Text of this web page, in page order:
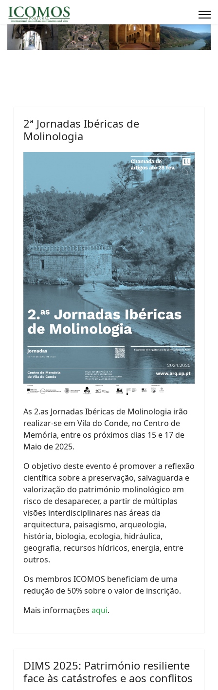
2ª Jornadas Ibéricas de
Molinologia
As 2.as Jornadas Ibéricas de Molinologia irão
realizar-se em Vila do Conde, no Centro de
Memória, entre os próximos dias 15 e 17 de
Maio de 2025.
​O objetivo deste evento é promover a reflexão
científica sobre a preservação, salvaguarda e
valorização do património molinológico em
risco de desaparecer, a partir de múltiplas
visões interdisciplinares nas áreas da
arquitectura, paisagismo, arqueologia,
história, biologia, ecologia, hidráulica,
geografia, recursos hídricos, energia, entre
outros.
Os membros ICOMOS beneficiam de uma
redução de 50% sobre o valor de inscrição.
Mais informações aqui.
DIMS 2025: Património resiliente
face às catástrofes e aos conflitos